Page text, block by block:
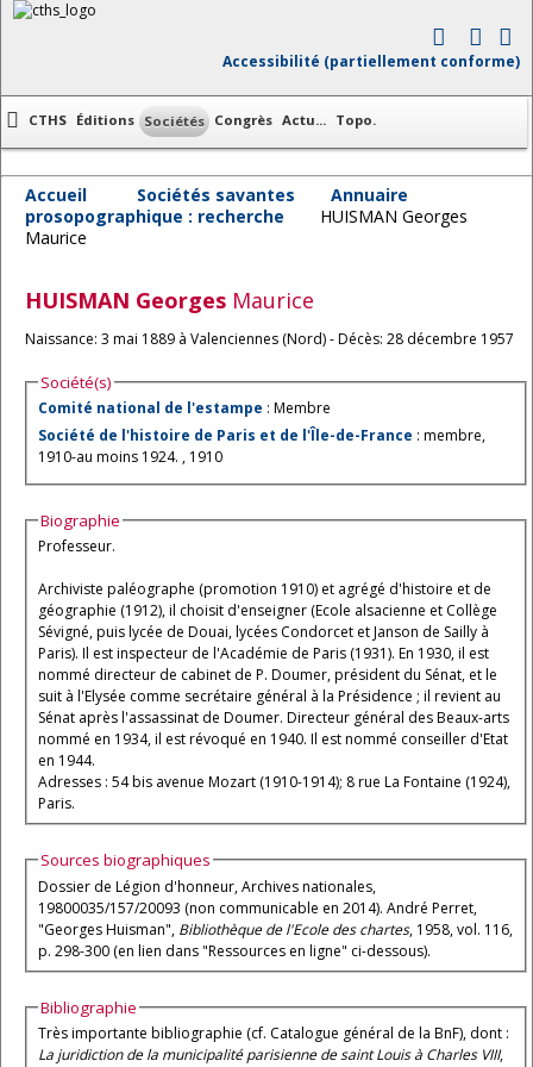
Accessibilité (partiellement conforme)
CTHS Éditions Sociétés Congrès Actu... Topo.
Accueil Sociétés savantes
Annuaire
prosopographique : recherche
HUISMAN Georges
Maurice
HUISMAN Georges Maurice
Naissance: 3 mai 1889 à Valenciennes (Nord) - Décès: 28 décembre 1957
Société(s)
Comité national de l'estampe : Membre
Société de l'histoire de Paris et de l'Île-de-France : membre,
1910-au moins 1924. , 1910
Biographie
Professeur.
Archiviste paléographe (promotion 1910) et agrégé d'histoire et de
géographie (1912), il choisit d'enseigner (Ecole alsacienne et Collège
Sévigné, puis lycée de Douai, lycées Condorcet et Janson de Sailly à
Paris). Il est inspecteur de l'Académie de Paris (1931). En 1930, il est
nommé directeur de cabinet de P. Doumer, président du Sénat, et le
suit à l'Elysée comme secrétaire général à la Présidence ; il revient au
Sénat après l'assassinat de Doumer. Directeur général des Beaux-arts
nommé en 1934, il est révoqué en 1940. Il est nommé conseiller d'Etat
en 1944.
Adresses : 54 bis avenue Mozart (1910-1914); 8 rue La Fontaine (1924),
Paris.
Sources biographiques
Dossier de Légion d'honneur, Archives nationales,
19800035/157/20093 (non communicable en 2014). André Perret,
"Georges Huisman", Bibliothèque de l'Ecole des chartes, 1958, vol. 116,
p. 298-300 (en lien dans "Ressources en ligne" ci-dessous).
Bibliographie
Très importante bibliographie (cf. Catalogue général de la BnF), dont :
La juridiction de la municipalité parisienne de saint Louis à Charles VIII,